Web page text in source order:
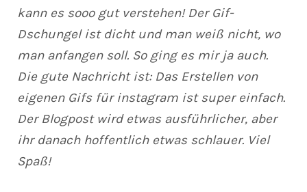
kann es sooo gut verstehen! Der Gif-
Dschungel ist dicht und man weiß nicht, wo
man anfangen soll. So ging es mir ja auch.
Die gute Nachricht ist: Das Erstellen von
eigenen Gifs für instagram ist super einfach.
Der Blogpost wird etwas ausführlicher, aber
ihr danach hoffentlich etwas schlauer. Viel
Spaß!